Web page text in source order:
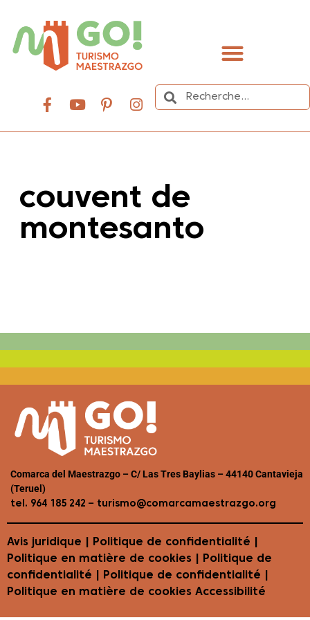
couvent de
montesanto
Comarca del Maestrazgo – C/ Las Tres Baylias – 44140 Cantavieja
(Teruel)
tel. 964 185 242 – turismo@comarcamaestrazgo.org
Avis juridique Politique de confidentialité
Politique en matière de cookies | Politique de
confidentialité | Politique de confidentialité |
Politique en matière de cookies Accessibilité